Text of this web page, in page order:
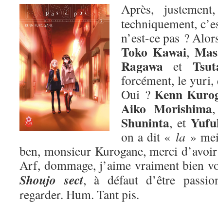
Après,
techniquement,
n’est-ce pas ?
Toko Kawai,
Ragawa et
forcément, le yuri,
Oui ?Kenn
Aiko Morishima
Shuninta, et
on a dit « la »
ben, monsieur Kurogane, merci
Arf, dommage, j’aime vraiment bien
Shoujo sect, à défaut d’être
regarder. Hum. Tant pis.